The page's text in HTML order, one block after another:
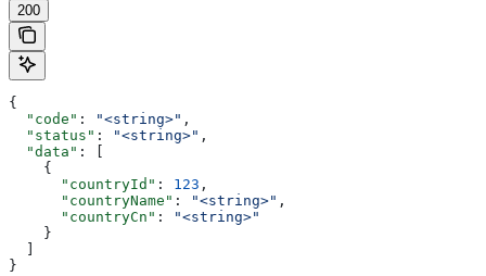
200
{
  "code"
: "<string>" ,
  "status"
: "<string>" ,
  "data"
: [
    {
      "countryId"
: 123 ,
      "countryName"
: "<string>" ,
      "countryCn"
:
"<string>"
    }
}